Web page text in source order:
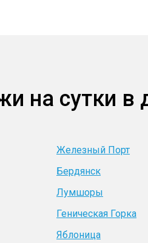
на сутки в
Железный Порт
Бердянск
Лумшоры
Геническая Горка
Яблоница